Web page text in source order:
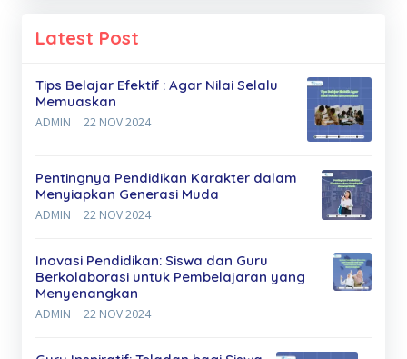
Latest Post
Tips Belajar Efektif : Agar Nilai Selalu
Memuaskan
ADMIN 22 NOV 2024
Pentingnya Pendidikan Karakter dalam
Menyiapkan Generasi Muda
ADMIN 22 NOV 2024
Inovasi Pendidikan: Siswa dan Guru
Berkolaborasi untuk Pembelajaran yang
Menyenangkan
ADMIN 22 NOV 2024